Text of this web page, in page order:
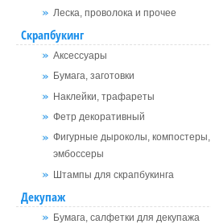
Леска, проволока и прочее
Скрапбукинг
Аксессуары
Бумага, заготовки
Наклейки, трафареты
Фетр декоративный
Фигурные дыроколы, компостеры,
эмбоссеры
Штампы для скрапбукинга
Декупаж
Бумага, салфетки для декупажа